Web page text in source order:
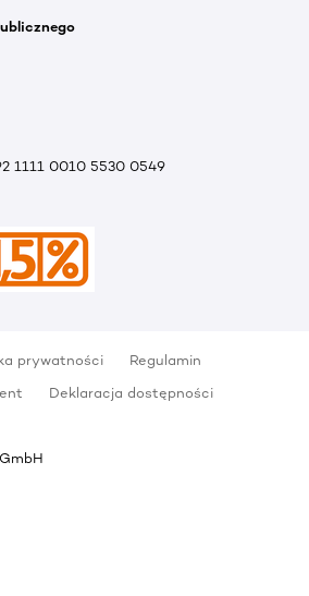
1111 0010 5530 0549
prywatności
Regulamin
Deklaracja dostępności